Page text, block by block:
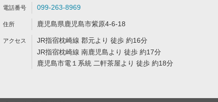
099-263-8969
鹿児島県鹿児島市紫原4-6-18
JR指宿枕崎線 郡元より 徒歩 約16分
JR指宿枕崎線 南鹿児島より 徒歩 約17分
鹿児島市電１系統 二軒茶屋より 徒歩 約18分